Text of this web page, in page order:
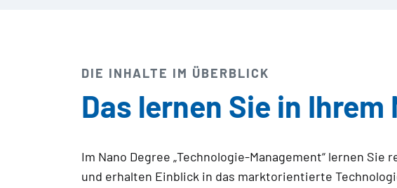
DIE INHALTE IM ÜBERBLICK
Das lernen Sie in Ihrem
Im Nano Degree „Technologie-Management“ lernen
und erhalten Einblick in das marktorientierte